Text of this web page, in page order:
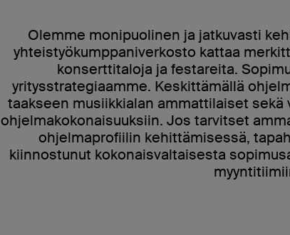
Olemme monipuolinen ja jatkuvasti
yhteistyökumppaniverkosto kattaa
konserttitaloja ja festareita.
yritysstrategiaamme. Keskittämällä
taakseen musiikkialan ammattilaiset
ohjelmakokonaisuuksiin. Jos tarvitset
ohjelmaprofiilin kehittämisessä,
kiinnostunut kokonaisvaltaisesta